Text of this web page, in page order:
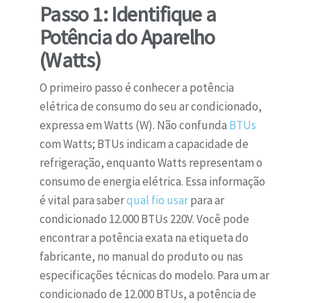
Passo 1: Identifique a
Potência do Aparelho
(Watts)
O primeiro passo é conhecer a potência
elétrica de consumo do seu ar condicionado,
expressa em Watts (W). Não confunda BTUs
com Watts; BTUs indicam a capacidade de
refrigeração, enquanto Watts representam o
consumo de energia elétrica. Essa informação
é vital para saberqual fio usarpara ar
condicionado 12.000 BTUs 220V. Você pode
encontrar a potência exata na etiqueta do
fabricante, no manual do produto ou nas
especificações técnicas do modelo. Para um ar
condicionado de 12.000 BTUs, a potência de